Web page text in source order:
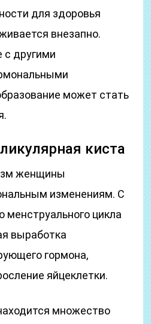
для здоровья
внезапно.
с другими
может стать
киста
женщины
изменениям. С
менструального цикла
выработка
гормона,
яйцеклетки.
множество